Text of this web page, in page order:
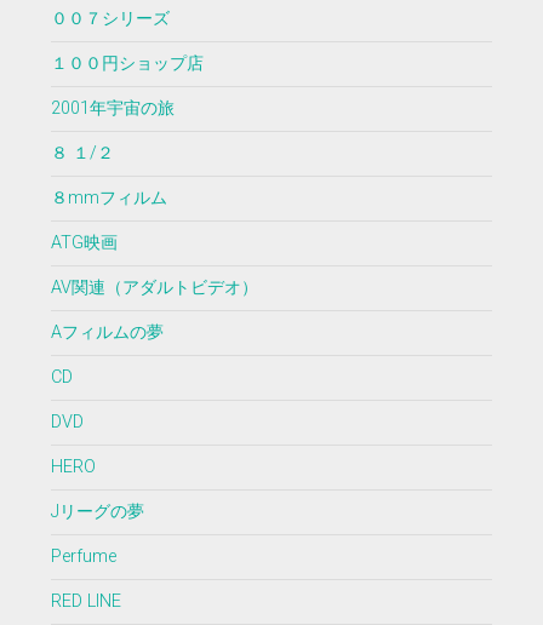
００７シリーズ
１００円ショップ店
2001年宇宙の旅
８ １/２
８mmフィルム
ATG映画
AV関連（アダルトビデオ）
Aフィルムの夢
CD
DVD
HERO
Jリーグの夢
Perfume
RED LINE